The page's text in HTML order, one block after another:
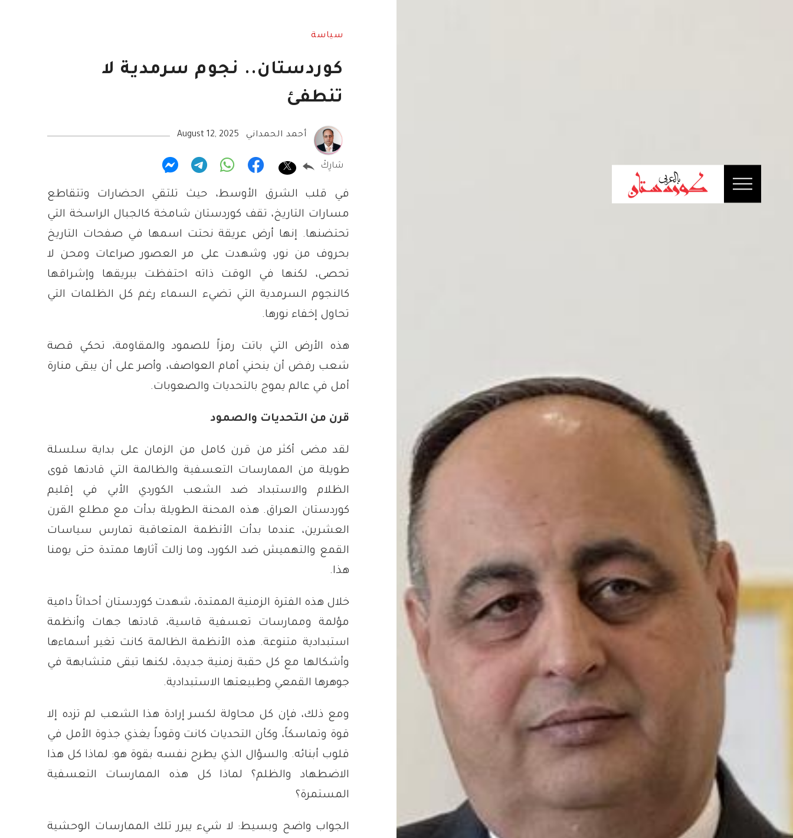
سياسة
كوردستان.. نجوم سرمدية لا
تنطفئ
أحمد الحمداني August 12, 2025
شارِكْ
في قلب الشرق الأوسط، حيث تلتقي الحضارات وتتقاطع
مسارات التاريخ، تقف كوردستان شامخة كالجبال الراسخة التي
تحتضنها. إنها أرض عريقة نحتت اسمها في صفحات التاريخ
بحروف من نور، وشهدت على مر العصور صراعات ومحن لا
تحصى، لكنها في الوقت ذاته احتفظت ببريقها وإشراقها
كالنجوم السرمدية التي تضيء السماء رغم كل الظلمات التي
تحاول إخفاء نورها.
هذه الأرض التي باتت رمزاً للصمود والمقاومة، تحكي قصة
شعب رفض أن ينحني أمام العواصف، وأصر على أن يبقى منارة
أمل في عالم يموج بالتحديات والصعوبات.
قرن من التحديات والصمود
لقد مضى أكثر من قرن كامل من الزمان على بداية سلسلة
طويلة من الممارسات التعسفية والظالمة التي قادتها قوى
الظلام والاستبداد ضد الشعب الكوردي الأبي في إقليم
كوردستان العراق. هذه المحنة الطويلة بدأت مع مطلع القرن
العشرين، عندما بدأت الأنظمة المتعاقبة تمارس سياسات
القمع والتهميش ضد الكورد، وما زالت آثارها ممتدة حتى يومنا
هذا.
خلال هذه الفترة الزمنية الممتدة، شهدت كوردستان أحداثاً دامية
مؤلمة وممارسات تعسفية قاسية، قادتها جهات وأنظمة
استبدادية متنوعة. هذه الأنظمة الظالمة كانت تغير أسماءها
وأشكالها مع كل حقبة زمنية جديدة، لكنها تبقى متشابهة في
جوهرها القمعي وطبيعتها الاستبدادية.
ومع ذلك، فإن كل محاولة لكسر إرادة هذا الشعب لم تزده إلا
قوة وتماسكاً، وكأن التحديات كانت وقوداً يغذي جذوة الأمل في
قلوب أبنائه. والسؤال الذي يطرح نفسه بقوة هو: لماذا كل هذا
الاضطهاد والظلم؟ لماذا كل هذه الممارسات التعسفية
المستمرة؟
الجواب واضح وبسيط: لا شيء يبرر تلك الممارسات الوحشية
سياسة
إقتصاد